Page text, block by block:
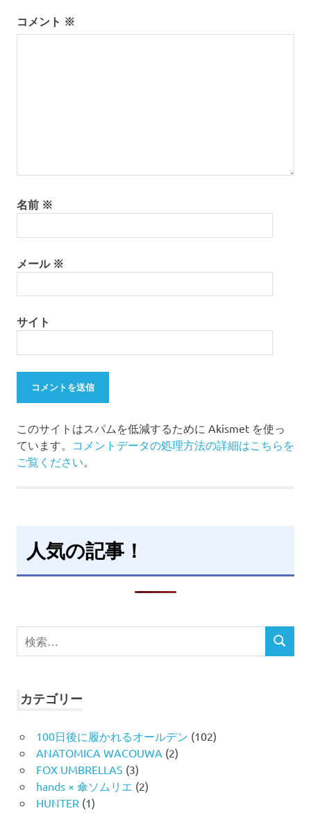
ョ
ン
コメント ※
名前 ※
メール ※
サイト
このサイトはスパムを低減するために Akismet を使っ
ています。 コメントデータの処理方法の詳細はこちらを
ご覧ください
人気の記事！
検
索
検
索
カテゴリー
100日後に履かれるオールデン (102)
ANATOMICA WACOUWA (2)
FOX UMBRELLAS (3)
hands × 傘ソムリエ (2)
HUNTER (1)